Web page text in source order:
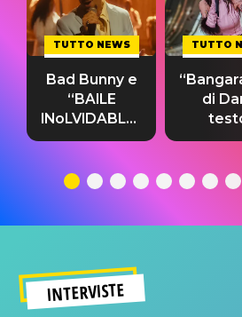
TUTTO NEWS
Bad Bunny e
“BAILE
INoLVIDABLE”:
testo,
significato
TUTTO
di
del
INTERVISTE